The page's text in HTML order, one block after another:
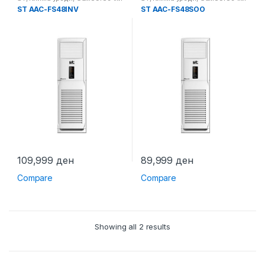
клима уреди
ST AAC-FS48INV
109,999 ден
Compare
клима уреди
ST AAC-FS48SOO
89,999 ден
Compare
Showing all 2 results